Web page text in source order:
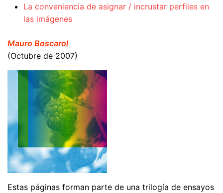
La conveniencia de asignar / incrustar perfiles en
las imágenes
Mauro Boscarol
(Octubre de 2007)
Estas páginas forman parte de una trilogía de ensayos